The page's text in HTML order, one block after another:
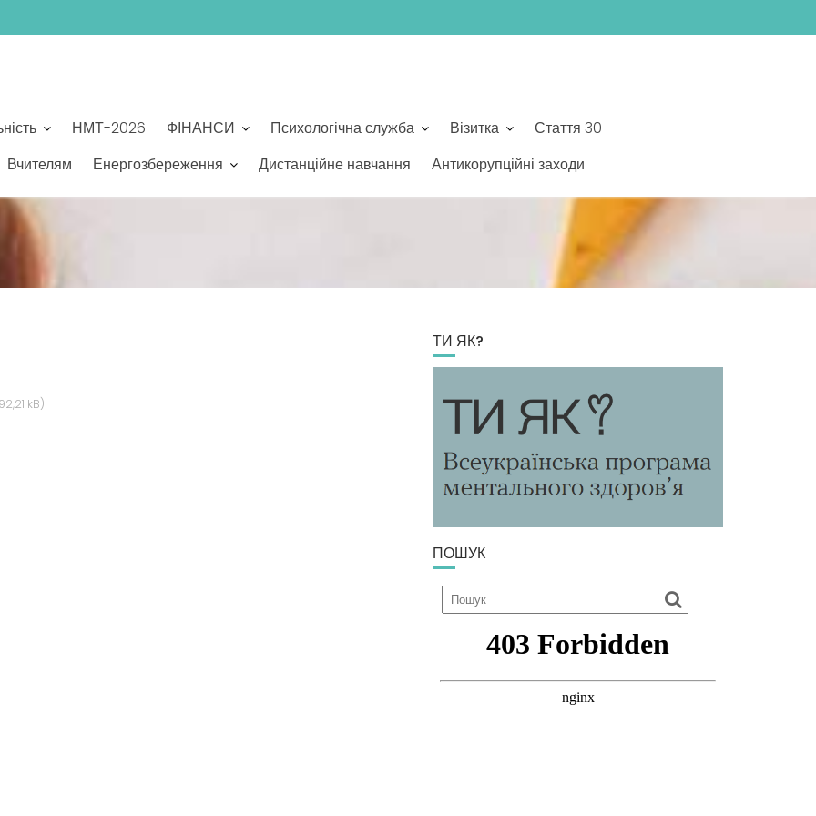
НМТ-2026 ФІНАНСИ Психологічна служба Візитка
Стаття 30
Вчителям Енергозбереження Дистанційне навчання Антикорупційні заходи
ТИ ЯК?
ПОШУК